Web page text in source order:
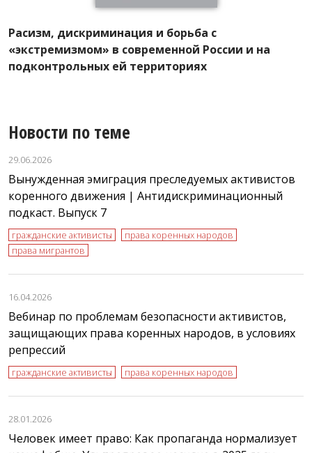
Расизм, дискриминация и борьба с
«экстремизмом» в современной России и на
подконтрольных ей территориях
Новости по теме
29.06.2026
Вынужденная эмиграция преследуемых активистов
коренного движения | Антидискриминационный
подкаст. Выпуск 7
гражданские активисты
права коренных народов
права мигрантов
16.04.2026
Вебинар по проблемам безопасности активистов,
защищающих права коренных народов, в условиях
репрессий
гражданские активисты права коренных народов
28.01.2026
Человек имеет право: Как пропаганда нормализует